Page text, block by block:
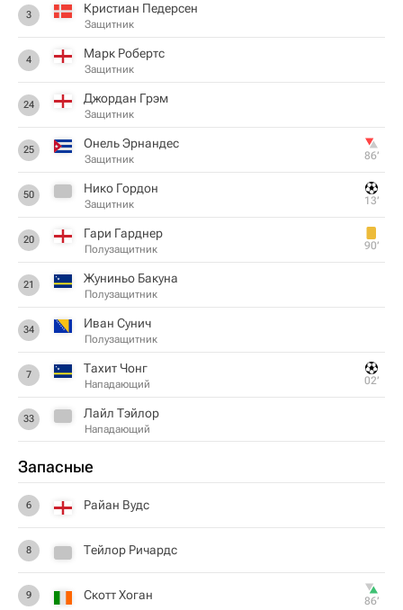
3 Кристиан Педерсен
Защитник
4 Марк Робертс
Защитник
24 Джордан Грэм
Защитник
25 Онель Эрнандес
Защитник 86‎’‎
50 Нико Гордон
Защитник 13‎’‎
20 Гари Гарднер
Полузащитник 90‎’‎
21 Жуниньо Бакуна
Полузащитник
34 Иван Сунич
Полузащитник
7 Тахит Чонг
Нападающий 02‎’‎
33 Лайл Тэйлор
Нападающий
Запасные
6 Райан Вудс
8 Тейлор Ричардс
9 Скотт Хоган 86‎’‎